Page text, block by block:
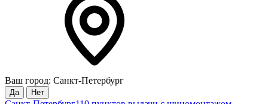
Ваш город: Санкт-Петербург
Да Нет